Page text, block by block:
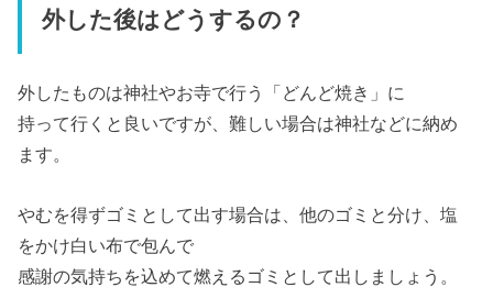
外した後はどうするの？
外したものは神社やお寺で行う「どんど焼き」に
持って行くと良いですが、難しい場合は神社などに納め
ます。
やむを得ずゴミとして出す場合は、他のゴミと分け、塩
をかけ白い布で包んで
感謝の気持ちを込めて燃えるゴミとして出しましょう。